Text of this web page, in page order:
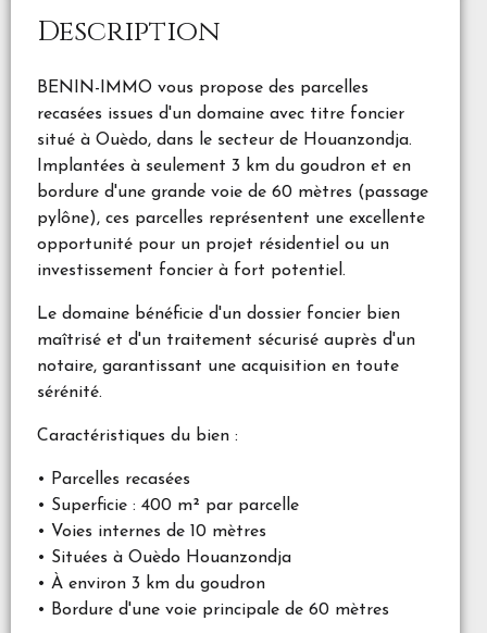
Description
BENIN-IMMO vous propose des parcelles
recasées issues d'un domaine avec titre foncier
situé à Ouèdo, dans le secteur de Houanzondja.
Implantées à seulement 3 km du goudron et en
bordure d'une grande voie de 60 mètres (passage
pylône), ces parcelles représentent une excellente
opportunité pour un projet résidentiel ou un
investissement foncier à fort potentiel.
Le domaine bénéficie d'un dossier foncier bien
maîtrisé et d'un traitement sécurisé auprès d'un
notaire, garantissant une acquisition en toute
sérénité.
Caractéristiques du bien :
• Parcelles recasées
• Superficie : 400 m² par parcelle
• Voies internes de 10 mètres
• Situées à Ouèdo Houanzondja
• À environ 3 km du goudron
• Bordure d'une voie principale de 60 mètres